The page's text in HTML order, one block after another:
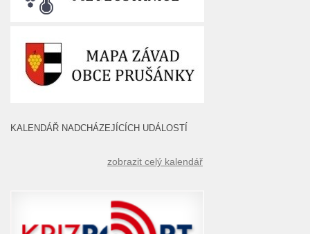
KALENDÁŘ NADCHÁZEJÍCÍCH UDÁLOSTÍ
zobrazit celý kalendář